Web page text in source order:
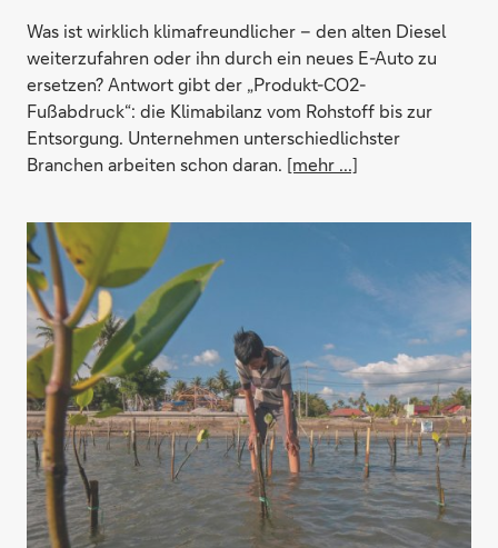
Was ist wirklich klimafreundlicher – den alten Diesel
weiterzufahren oder ihn durch ein neues E-Auto zu
ersetzen? Antwort gibt der „Produkt-CO2-
Fußabdruck“: die Klimabilanz vom Rohstoff bis zur
Entsorgung. Unternehmen unterschiedlichster
Branchen arbeiten schon daran. [mehr ...]